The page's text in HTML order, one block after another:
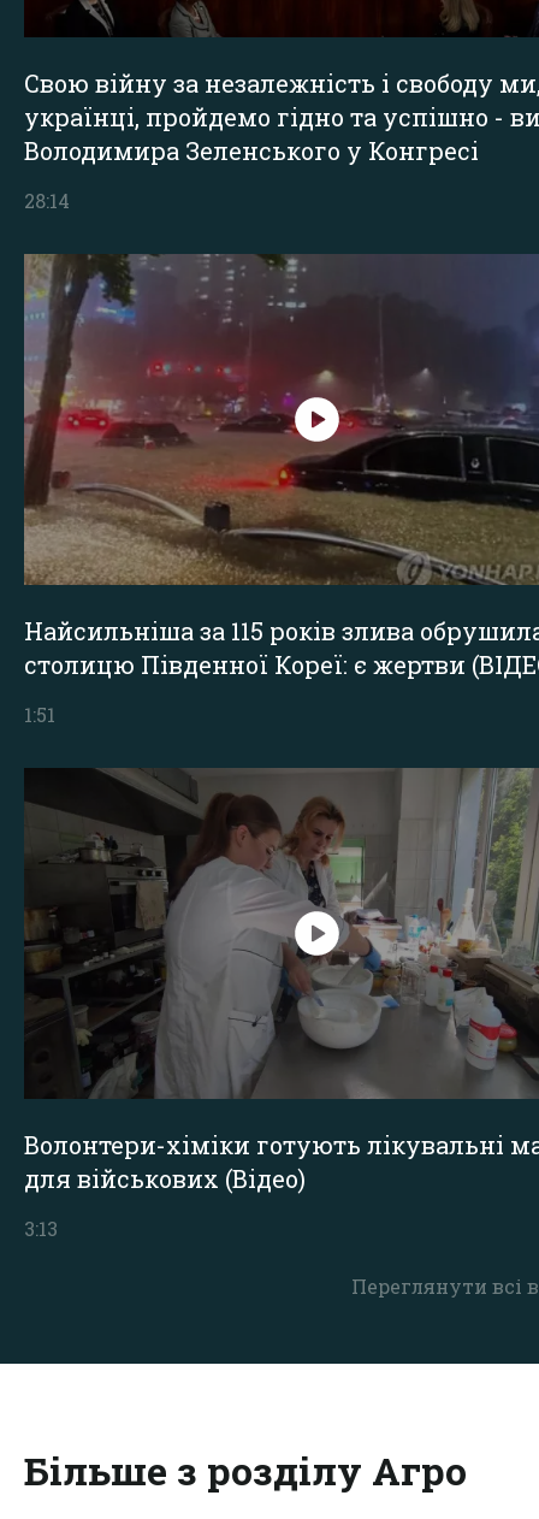
Переглянути всі
Свою війну за незалежність і свободу
українці, пройдемо гідно та успішно -
Володимира Зеленського у Конгресі
28:14
Найсильніша за 115 років злива
столицю Південної Кореї: є жертви
1:51
Волонтери-хіміки готують лікувальні
для військових (Відео)
3:13
Більше з розділу Агро